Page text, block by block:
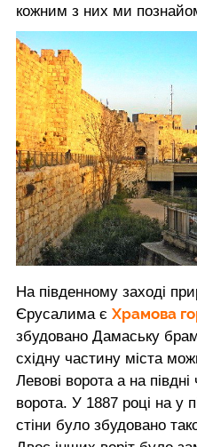
кожним з них ми
На південному заході
Єрусалима є Храмова
збудовано Дамаську
східну частину міста
Левові ворота а на півдні
ворота. У 1887 році на у
стіни було збудовано